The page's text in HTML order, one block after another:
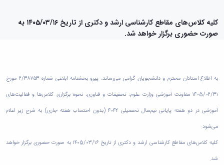
و
پشتیبانی
تحصیلات
معاونت
دانشجویی
و
دانشگاه
D8
تحصیلات
آموزش‌های
آزاد
برنامه‌های
آموزشی
زبان
پژوهشکده
آب
مرکز
سینا
آزمایشگاه
تحقیقاتی
آزمایشگاه
پایه
علوم
علوم
ورزشی
دانشکده
های
اقماری
مهندسی
و
سبک
زندگی
درمان
خوابگاه‌های
سلف
سرگرمی
اسلامی
دانشجویان
فرهنگی
داوطلبانه
سمن‌های
مرتبط
حامی
ارتباط
با ما
روابط
الآن)
Now
کلیه کلاس‌های مقاطع کارشناسی ارشد و دکتری از تاریخ ۱۴۰5/۰۳/۱۶ به
صورت حضوری برگزار خواهد شد.
به اطلاع استادان محترم و دانشجویان گرامی می‌رساند، پیرو بخشنامه ابلاغی شماره ۲/۳۸۷۵۳ مورخ
۱۴۰5/۰۲/۳۱ معاونت آموزشی وزارت علوم، تحقیقات و فناوری، نحوه برگزاری کلاس‌ها و فعالیت‌های
آموزشی در دو هفته پایانی نیم‌سال تحصیلی ۴۰۴۲ (بدون احتساب هفته جاری) به شرح زیر اعلام
می‌شود:
کلیه کلاس‌های مقاطع کارشناسی ارشد و دکتری از تاریخ ۱۴۰5/۰۳/۱۶ به صورت حضوری برگزار خواهد
شد.